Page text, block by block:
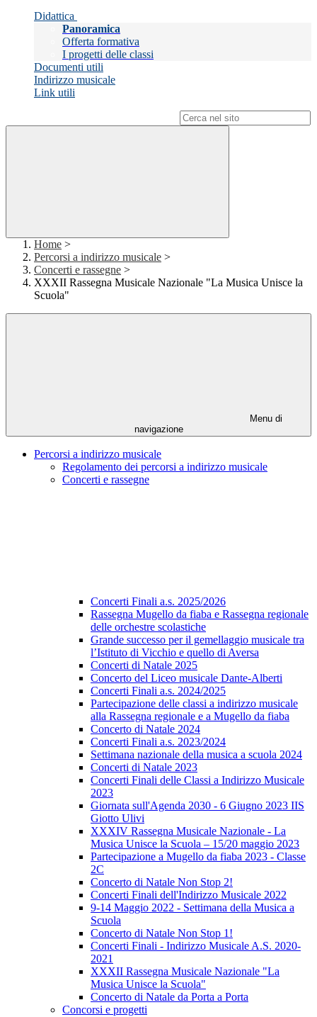
Didattica
Panoramica
Offerta formativa
I progetti delle classi
Documenti utili
Indirizzo musicale
Link utili
Home >
Percorsi a indirizzo musicale >
Concerti e rassegne >
XXXII Rassegna Musicale Nazionale "La Musica Unisce la
Scuola"
Menu di
navigazione
Percorsi a indirizzo musicale
Regolamento dei percorsi a indirizzo musicale
Concerti e rassegne
Concerti Finali a.s. 2025/2026
Rassegna Mugello da fiaba e Rassegna regionale
delle orchestre scolastiche
Grande successo per il gemellaggio musicale tra
l’Istituto di Vicchio e quello di Aversa
Concerti di Natale 2025
Concerto del Liceo musicale Dante-Alberti
Concerti Finali a.s. 2024/2025
Partecipazione delle classi a indirizzo musicale
alla Rassegna regionale e a Mugello da fiaba
Concerto di Natale 2024
Concerti Finali a.s. 2023/2024
Settimana nazionale della musica a scuola 2024
Concerti di Natale 2023
Concerti Finali delle Classi a Indirizzo Musicale
2023
Giornata sull'Agenda 2030 - 6 Giugno 2023 IIS
Giotto Ulivi
XXXIV Rassegna Musicale Nazionale - La
Musica Unisce la Scuola – 15/20 maggio 2023
Partecipazione a Mugello da fiaba 2023 - Classe
2C
Concerto di Natale Non Stop 2!
Concerti Finali dell'Indirizzo Musicale 2022
9-14 Maggio 2022 - Settimana della Musica a
Scuola
Concerto di Natale Non Stop 1!
Concerti Finali - Indirizzo Musicale A.S. 2020-
2021
XXXII Rassegna Musicale Nazionale "La
Musica Unisce la Scuola"
Concerto di Natale da Porta a Porta
Concorsi e progetti